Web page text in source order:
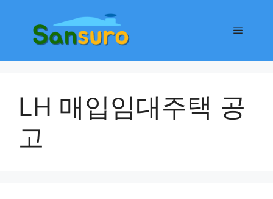
메
LH 매입임대주택 공
고